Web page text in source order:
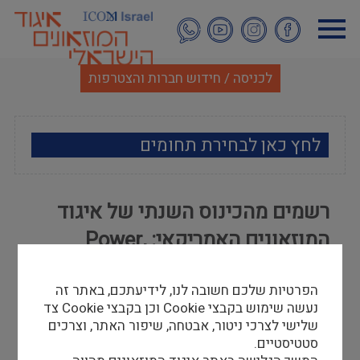
לתוכן
העיקרי
לכניסה / חידוש חברות והצטרפות
לחץ כאן לבחירת תחומים
אמנות
מוזאולוגיה כללי
היסטוריה ומורשת
רשמים מהכינוס השנתי של איגוד
המוזאונים האמריקאי: Power,
נוגה ראב"ד
27/07/16
נוגה ראב"ד, אוצרת (לשעבר) של מוזאון היהלומים ע"ש
הפרטיות שלכם חשובה לנו, לידיעתכם, באתר זה
נעשה שימוש בקבצי Cookie וכן בקבצי Cookie צד
שלישי לצרכי ניטור, אבטחה, שיפור האתר, וצרכים
סטטיסטיים.